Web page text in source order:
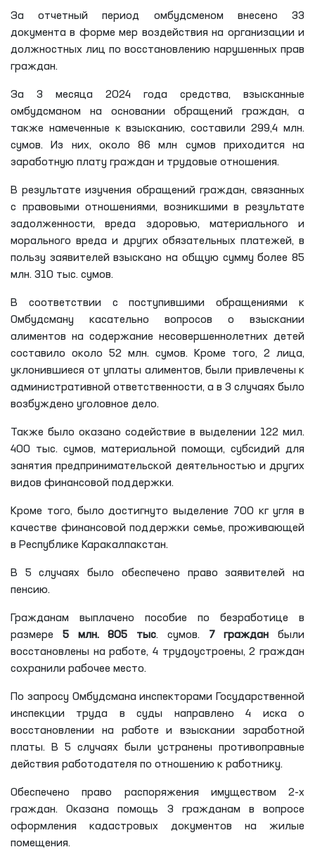
За отчетный период омбудсменом внесено 33
документа в форме мер воздействия на организации и
должностных лиц по восстановлению нарушенных прав
граждан.
За 3 месяца 2024 года средства, взысканные
омбудсманом на основании обращений граждан, а
также намеченные к взысканию, составили 299,4 млн.
сумов. Из них, около 86 млн сумов приходится на
заработную плату граждан и трудовые отношения.
В результате изучения обращений граждан, связанных
с правовыми отношениями, возникшими в результате
задолженности, вреда здоровью, материального и
морального вреда и других обязательных платежей, в
пользу заявителей взыскано на общую сумму более 85
млн. 310 тыс. сумов.
В соответствии с поступившими обращениями к
Омбудсману касательно вопросов о взыскании
алиментов на содержание несовершеннолетних детей
составило около 52 млн. сумов. Кроме того, 2 лица,
уклонившиеся от уплаты алиментов, были привлечены к
административной ответственности, а в 3 случаях было
возбуждено уголовное дело.
Также было оказано содействие в выделении 122 мил.
400 тыс. сумов, материальной помощи, субсидий для
занятия предпринимательской деятельностью и других
видов финансовой поддержки.
Кроме того, было достигнуто выделение 700 кг угля в
качестве финансовой поддержки семье, проживающей
в Республике Каракалпакстан.
В 5 случаях было обеспечено право заявителей на
пенсию.
Гражданам выплачено пособие по безработице в
размере 5 млн. 805 тыс. сумов. 7 граждан были
восстановлены на работе, 4 трудоустроены, 2 граждан
сохранили рабочее место.
По запросу Омбудсмана инспекторами Государственной
инспекции труда в суды направлено 4 иска о
восстановлении на работе и взыскании заработной
платы. В 5 случаях были устранены противоправные
действия работодателя по отношению к работнику.
Обеспечено право распоряжения имуществом 2-х
граждан. Оказана помощь 3 гражданам в вопросе
оформления кадастровых документов на жилые
помещения.